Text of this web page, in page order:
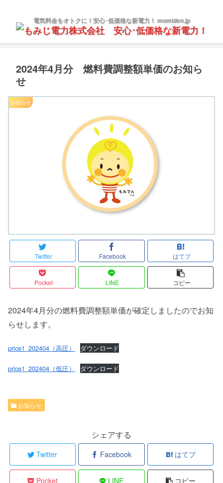
電気料金をオトクに！安心･低価格な新電力！ momiden.jp
2024年4月分 燃料費調整額単価のお知ら
せ
お知らせ
Twitter Facebook はてブ
Pocket LINE コピー
2024年4月分の燃料費調整額単価が確定しましたのでお知
らせします。
price1_202404（高圧） ダウンロード
price1_202404（低圧） ダウンロード
お知らせ
シェアする
Twitter Facebook はてブ
Pocket LINE コピー